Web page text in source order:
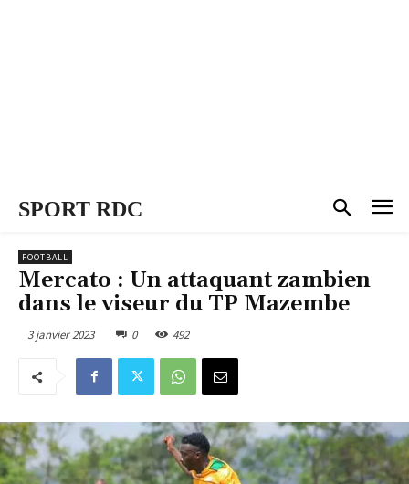
SPORT RDC
FOOTBALL
Mercato : Un attaquant zambien
dans le viseur du TP Mazembe
3 janvier 2023 0 492